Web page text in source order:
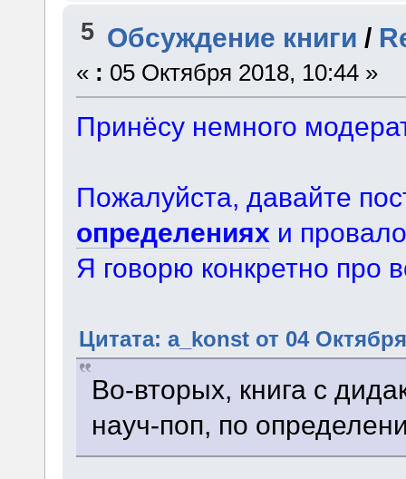
5 Обсуждение книги /
« : 05 Октября 2018, 10:44 »
Принёсу немного
Пожалуйста, давайте
определениях и
Я говорю конкретно про
Цитата: a_konst от 04
Во-вторых, книга с
науч-поп, по